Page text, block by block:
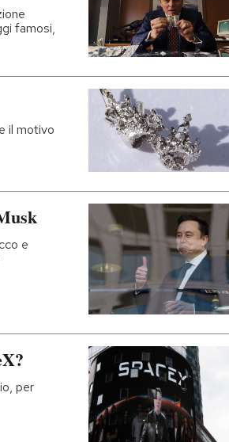
famosi,
il motivo
e
per